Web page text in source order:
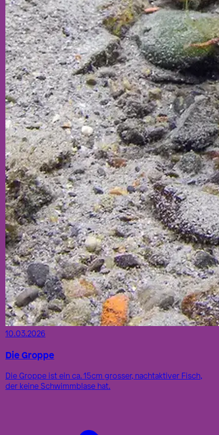
10.03.2026
Die Groppe
Die Groppe ist ein ca. 15cm grosser, nachtaktiver Fisch,
der keine Schwimmblase hat.